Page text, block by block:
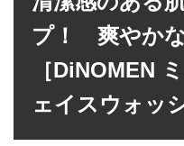
プ！ 爽やか
［DiNOMEN
ェイスウォッ